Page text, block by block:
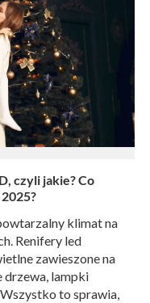
czyli jakie? Co
klimat na
Renifery led
zawieszone na
drzewa, lampki
to sprawia,